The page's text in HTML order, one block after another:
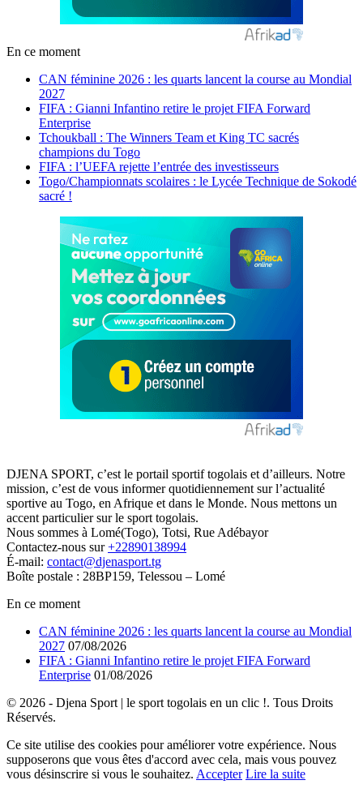
En ce moment
CAN féminine 2026 : les quarts lancent la course au Mondial
2027
FIFA : Gianni Infantino retire le projet FIFA Forward
Enterprise
Tchoukball : The Winners Team et King TC sacrés
champions du Togo
FIFA : l’UEFA rejette l’entrée des investisseurs
Togo/Championnats scolaires : le Lycée Technique de Sokodé
sacré !
DJENA SPORT, c’est le portail sportif togolais et d’ailleurs. Notre
mission, c’est de vous informer quotidiennement sur l’actualité
sportive au Togo, en Afrique et dans le Monde. Nous mettons un
accent particulier sur le sport togolais.
Nous sommes à Lomé(Togo), Totsi, Rue Adébayor
Contactez-nous sur+22890138994
É-mail: contact@djenasport.tg
Boîte postale : 28BP159, Telessou – Lomé
En ce moment
CAN féminine 2026 : les quarts lancent la course au Mondial
2027 07/08/2026
FIFA : Gianni Infantino retire le projet FIFA Forward
Enterprise 01/08/2026
© 2026 - Djena Sport | le sport togolais en un clic !. Tous Droits
Réservés.
Ce site utilise des cookies pour améliorer votre expérience. Nous
supposerons que vous êtes d'accord avec cela, mais vous pouvez
vous désinscrire si vous le souhaitez. Accepter Lire la suite